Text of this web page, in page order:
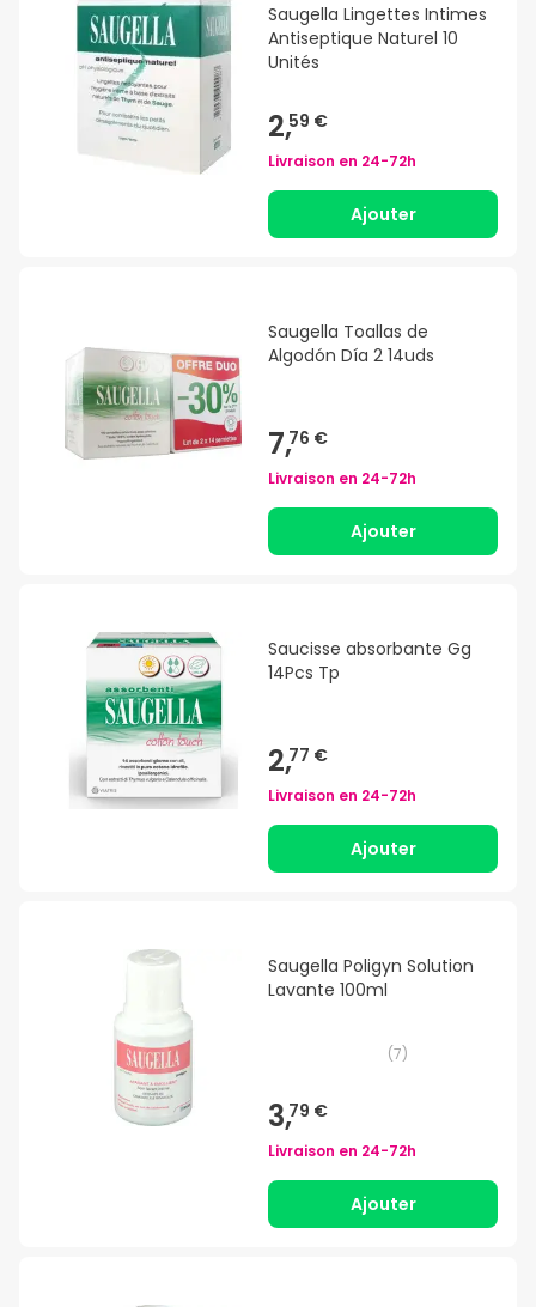
Saugella Lingettes Intimes
Antiseptique Naturel 10
Unités
2,59 €
Livraison en 24-72h
Ajouter
Saugella Toallas de
Algodón Día 2 14uds
7,76 €
Livraison en 24-72h
Ajouter
Saucisse absorbante Gg
14Pcs Tp
2,77 €
Livraison en 24-72h
Ajouter
Saugella Poligyn Solution
Lavante 100ml
(7)
3,79 €
Livraison en 24-72h
Ajouter